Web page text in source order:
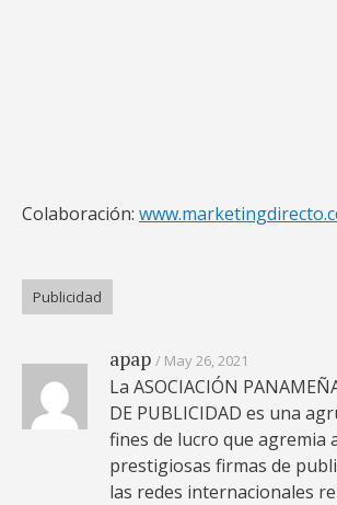
Colaboración:
Publicidad
apap May 26, 2021
La ASOCIACIÓN
DE PUBLICIDAD es una
fines de lucro que agremia
prestigiosas firmas de
las redes internacionales